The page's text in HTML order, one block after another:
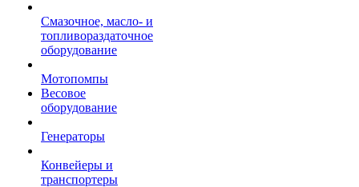
Смазочное, масло- и
топливораздаточное
оборудование
Мотопомпы
Весовое
оборудование
Генераторы
Конвейеры и
транспортеры